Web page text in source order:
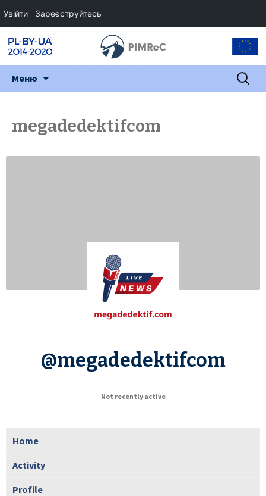
Меню Пошук:
megadedektifcom
@megadedektifcom
Not recently active
Home
Activity
Profile
Увійти Зареєструйтесь